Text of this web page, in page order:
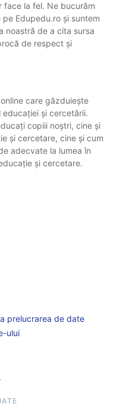
face la fel. Ne bucurăm
Edupedu.ro și suntem
noastră de a cita sursa
de respect și
care găzduiește
și cercetării.
copiii noștri, cine și
și cercetare, cine și cum
adecvate la lumea în
și cercetare.
prelucrarea de date
ului